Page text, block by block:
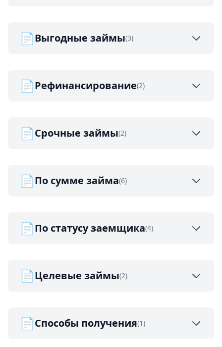
📄Выгодные займы(3)
📄Рефинансирование(2)
📄Срочные займы(2)
📄По сумме займа(6)
📄По статусу заемщика(4)
📄Целевые займы(2)
📄Способы получения(1)